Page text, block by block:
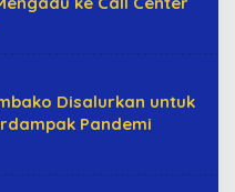
Disalurkan untuk
Pandemi